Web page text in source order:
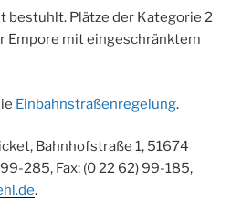
bestuhlt. Plätze der Kategorie 2
Empore mit eingeschränktem
Einbahnstraßenregelung.
Bahnhofstraße 1, 51674
285, Fax: (0 22 62) 99-185,
.